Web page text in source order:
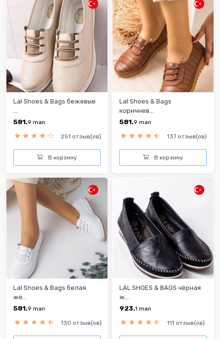
Lal Shoes & Bags бежевые
581.9 man
251 отзыв(ов)
В корзину
Lal Shoes & Bags
коричнев...
581.9 man
137 отзыв(ов)
В корзину
Lal Shoes & Bags белая
же...
581.9 man
130 отзыв(ов)
LAL SHOES & BAGS чёрная
ж...
923.1 man
111 отзыв(ов)